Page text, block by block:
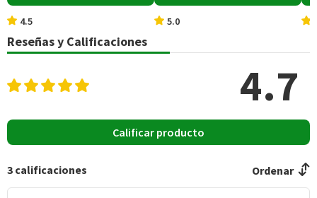
11.3
4.5 5.0
Reseñas y Calificaciones
4.7
Calificar producto
3 calificaciones Ordenar